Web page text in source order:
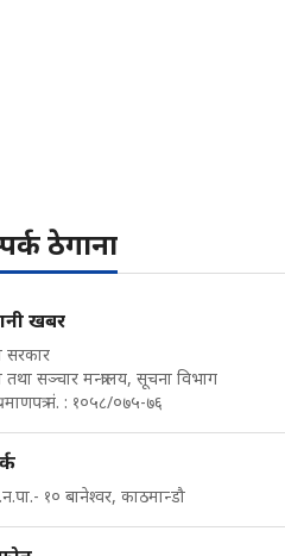
ठेगाना
खबर
सरकार
सञ्चार मन्त्रालय, सूचना विभाग
नं. : १०५८/०७५-७६
१० बानेश्वर, काठमान्डौ